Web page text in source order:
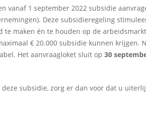
vanaf 1 september 2022 subsidie
Deze subsidieregeling
maken én te houden op de
€ 20.000 subsidie kunnen krijgen.
Het aanvraagloket sluit op 30
subsidie, zorg er dan voor dat u